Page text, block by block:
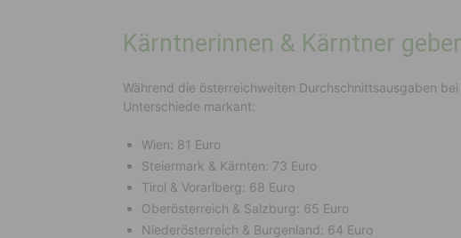
Kärntnerinnen & Kärntner
Während die österreichweiten Durchschnittsausgaben bei
Unterschiede markant:
Wien: 81 Euro
Steiermark & Kärnten: 73 Euro
Tirol & Vorarlberg: 68 Euro
Oberösterreich & Salzburg: 65 Euro
Niederösterreich & Burgenland: 64 Euro